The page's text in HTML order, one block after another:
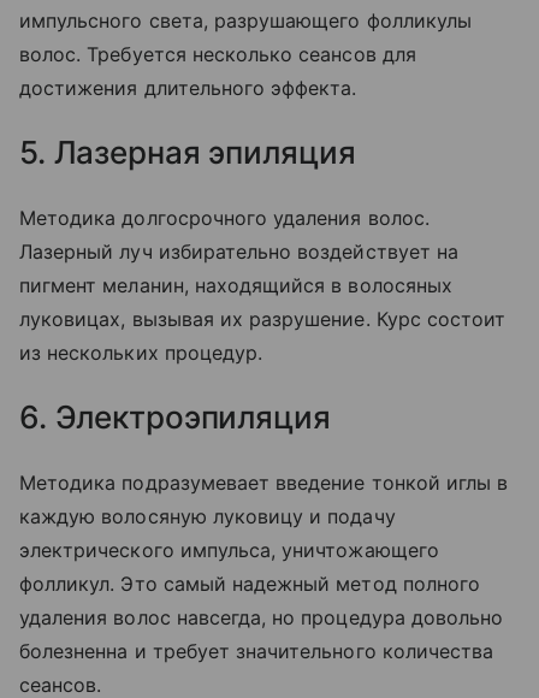
импульсного света, разрушающего фолликулы
волос. Требуется несколько сеансов для
достижения длительного эффекта.
5. Лазерная эпиляция
Методика долгосрочного удаления волос.
Лазерный луч избирательно воздействует на
пигмент меланин, находящийся в волосяных
луковицах, вызывая их разрушение. Курс состоит
из нескольких процедур.
6. Электроэпиляция
Методика подразумевает введение тонкой иглы в
каждую волосяную луковицу и подачу
электрического импульса, уничтожающего
фолликул. Это самый надежный метод полного
удаления волос навсегда, но процедура довольно
болезненна и требует значительного количества
сеансов.